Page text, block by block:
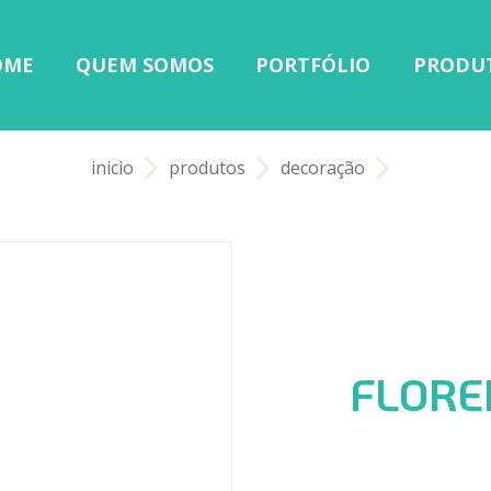
VOCÊ NÃO
QUEM SOMOS PORTFÓLIO
inicio produtos decoração